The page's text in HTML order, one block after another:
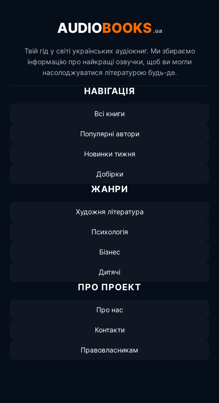
AUDIOBOOKS .ua
Твій гід у світі українських аудіокниг. Ми збираємо
інформацію про найкращі озвучки, щоб ви могли
насолоджуватися літературою будь-де.
НАВІГАЦІЯ
Всі книги
Популярні автори
Новинки тижня
Добірки
ЖАНРИ
Художня література
Психологія
Бізнес
Дитячі
ПРО ПРОЕКТ
Про нас
Контакти
Правовласникам